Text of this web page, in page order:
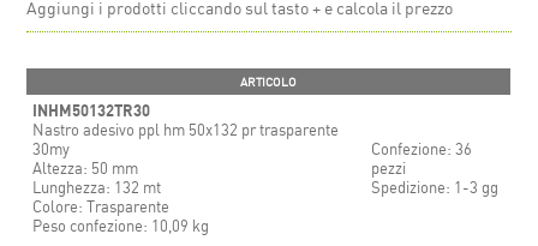
Aggiungi i prodotti cliccando sul tasto + e calcola il prezzo
ARTICOLO
INHM50132TR30
Nastro adesivo ppl hm 50x132 pr trasparente
30my
Altezza: 50 mm
Lunghezza: 132 mt
Colore: Trasparente
Peso confezione: 10,09 kg
Confezione: 36
pezzi
Spedizione: 1-3 gg